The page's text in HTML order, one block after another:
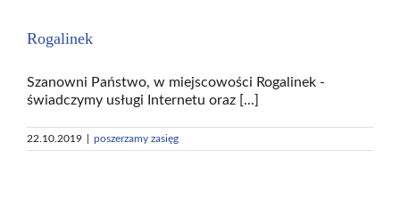
Rogalinek
Szanowni Państwo, w miejscowości Rogalinek -
świadczymy usługi Internetu oraz [...]
22.10.2019 poszerzamy zasięg